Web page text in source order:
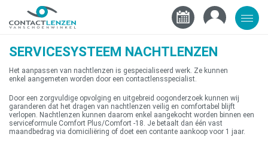
SERVICESYSTEEM NACHTLENZEN
Het aanpassen van nachtlenzen is gespecialiseerd werk. Ze kunnen
enkel aangemeten worden door een contactlensspecialist.
Door een zorgvuldige opvolging en uitgebreid oogonderzoek kunnen wij
garanderen dat het dragen van nachtlenzen veilig en comfortabel blijft
verlopen. Nachtlenzen kunnen daarom enkel aangekocht worden binnen een
serviceformule Comfort Plus/Comfort -18. Je betaalt dan één vast
maandbedrag via domiciliëring of doet een contante aankoop voor 1 jaar.